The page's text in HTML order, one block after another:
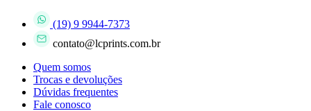
(19) 9 9944-7373
contato@lcprints.com.br
Quem somos
Trocas e devoluções
Dúvidas frequentes
Fale conosco